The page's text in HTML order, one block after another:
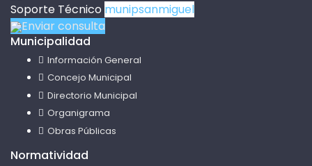
Soporte Técnico munipsanmiguel
Enviar consulta
Municipalidad
Información General
Concejo Municipal
Directorio Municipal
Organigrama
Obras Públicas
Normatividad